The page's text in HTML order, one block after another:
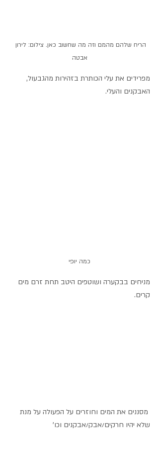
הריח שלהם מהמם וזה מה שחשוב כאן. צילום: לירון
אבטה
מפרידים את עלי הכותרת בזהירות מהגבעול,
האבקנים והעלי.
כמה יופי
מניחים בבקערה ושוטפים היטב תחת זרם מים
קרים.
מסננים את המים וחוזרים על הפעולה על מנת
שלא יהיו חרקים/אבק/אבקנים וכו'